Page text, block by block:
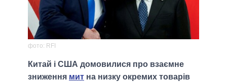
фото: RFI
Китай і США домовилися про взаємне
зниження мит на низку окремих товарів